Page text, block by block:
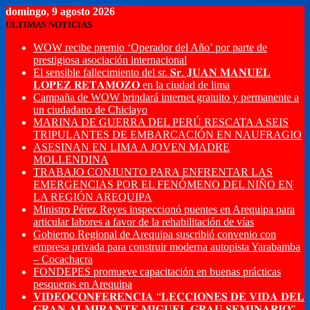
domingo, 9 agosto 2026
ÚLTIMAS NOTICIAS
WOW recibe premio ‘Operador del Año’ por parte de
prestigiosa asociación internacional
El sensible fallecimiento del sr. 𝐒𝐫. 𝐉𝐔𝐀𝐍 𝐌𝐀𝐍𝐔𝐄𝐋
𝐋𝐎𝐏𝐄𝐙 𝐑𝐄𝐓𝐀𝐌𝐎𝐙𝐎 en la ciudad de lima
Campaña de WOW brindará internet gratuito y permanente a
un ciudadano de Chiclayo
MARINA DE GUERRA DEL PERÚ RESCATA A SEIS
TRIPULANTES DE EMBARCACIÓN EN NAUFRAGIO
ASESINAN EN LIMA A JOVEN MADRE
MOLLENDINA
TRABAJO CONJUNTO PARA ENFRENTAR LAS
EMERGENCIAS POR EL FENÓMENO DEL NIÑO EN
LA REGIÓN AREQUIPA
Ministro Pérez Reyes inspeccionó puentes en Arequipa para
articular labores a favor de la rehabilitación de vías
Gobierno Regional de Arequipa suscribió convenio con
empresa privada para construir moderna autopista Yarabamba
– Cocachacra
FONDEPES promueve capacitación en buenas prácticas
pesqueras en Arequipa
𝐕𝐈𝐃𝐄𝐎𝐂𝐎𝐍𝐅𝐄𝐑𝐄𝐍𝐂𝐈𝐀 “𝐋𝐄𝐂𝐂𝐈𝐎𝐍𝐄𝐒 𝐃𝐄 𝐕𝐈𝐃𝐀 𝐃𝐄𝐋